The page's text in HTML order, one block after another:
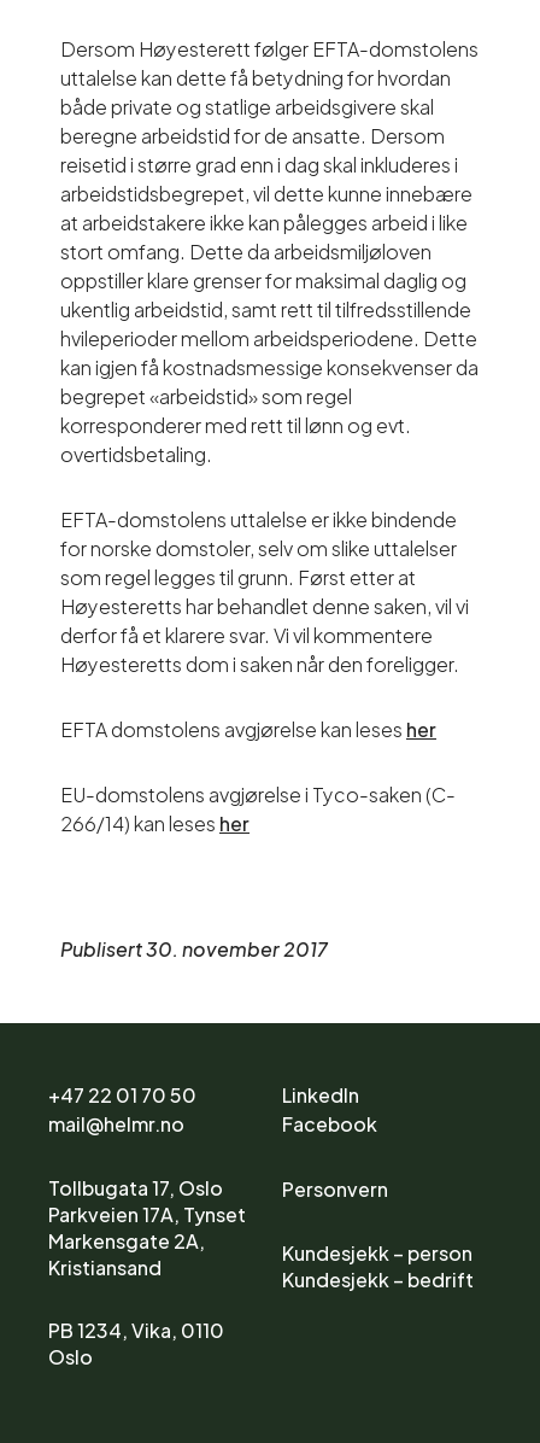
Dersom Høyesterett følger EFTA-domstolens
uttalelse kan dette få betydning for hvordan
både private og statlige arbeidsgivere skal
beregne arbeidstid for de ansatte. Dersom
reisetid i større grad enn i dag skal inkluderes i
arbeidstidsbegrepet, vil dette kunne innebære
at arbeidstakere ikke kan pålegges arbeid i like
stort omfang. Dette da arbeidsmiljøloven
oppstiller klare grenser for maksimal daglig og
ukentlig arbeidstid, samt rett til tilfredsstillende
hvileperioder mellom arbeidsperiodene. Dette
kan igjen få kostnadsmessige konsekvenser da
begrepet «arbeidstid» som regel
korresponderer med rett til lønn og evt.
overtidsbetaling.
EFTA-domstolens uttalelse er ikke bindende
for norske domstoler, selv om slike uttalelser
som regel legges til grunn. Først etter at
Høyesteretts har behandlet denne saken, vil vi
derfor få et klarere svar. Vi vil kommentere
Høyesteretts dom i saken når den foreligger.
EFTA domstolens avgjørelse kan lesesher
EU-domstolens avgjørelse i Tyco-saken (C-
266/14) kan lesesher
Publisert 30. november 2017
+47 22 01 70 50
mail@helmr.no
Tollbugata 17, Oslo
Parkveien 17A, Tynset
Markensgate 2A,
Kristiansand
PB 1234, Vika, 0110
Oslo
LinkedIn
Facebook
Personvern
Kundesjekk – person
Kundesjekk – bedrift